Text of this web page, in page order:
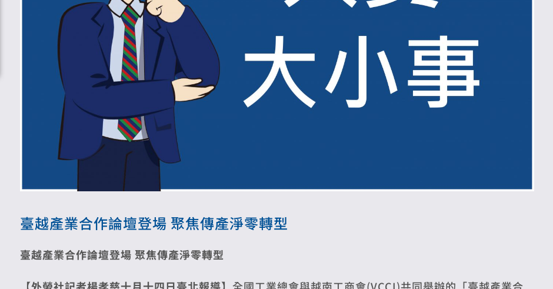
臺越產業合作論壇登場 聚焦傳產淨零轉型
臺越產業合作論壇登場 聚焦傳產淨零轉型
【外勞社記者楊孝慈十月十四日臺北報導】 全國工業總會與越南工商會(VCCI)共同舉辦的「臺越產業合